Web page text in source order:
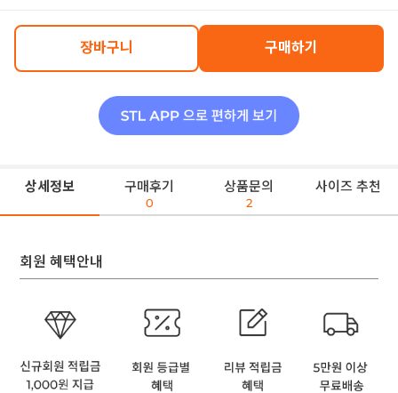
장바구니 구매하기
상세정보 구매후기
0
상품문의
2
사이즈 추천
회원 혜택안내